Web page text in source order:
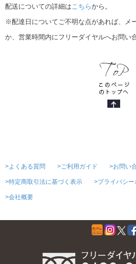
配送についての詳細は こちらから。
※配達日についてご不明な点があれば、メ
か、営業時間内にフリーダイヤルへお問い
>よくある質問 >ご利用ガイド >お問い
>特定商取引法に基づく表示 >プライバシー
>会社概要